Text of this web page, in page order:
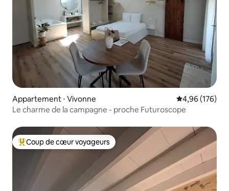
Appartement ⋅ Vivonne Évaluation
4,96 (176)
Le charme de la campagne - proche Futuroscope
Coups de cœur voyageurs les plus appréciés
Coup de cœur voyageurs